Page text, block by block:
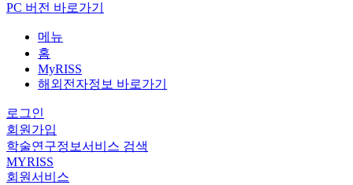
PC 버전 바로가기
메뉴
홈
MyRISS
해외전자정보 바로가기
로그인
회원가입
학술연구정보서비스 검색
MYRISS
회원서비스